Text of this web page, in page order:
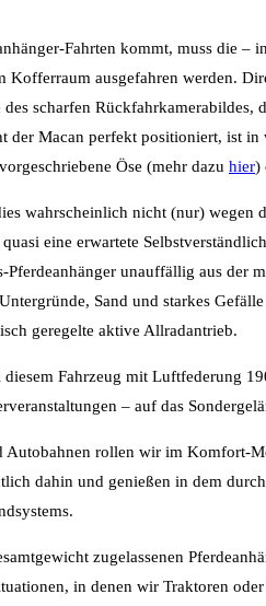
Fahrten kommt, muss die –
ausgefahren werden.
scharfen Rückfahrkamerabildes,
der Macan perfekt positioniert, ist
Öse (mehr dazu hier)
wahrscheinlich nicht (nur)
eine erwartete
Pferdeanhänger unauffällig aus der
Sand und starkes
geregelte aktive Allradantrieb.
Fahrzeug mit Luftfederung
– auf das
Autobahnen rollen wir im Komfort-
dahin und genießen in dem
zugelassenen
in denen wir Traktoren